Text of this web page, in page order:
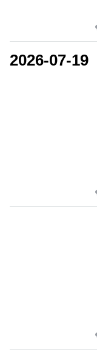
2026-07-19